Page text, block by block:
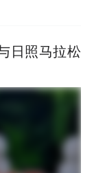
日照马拉松